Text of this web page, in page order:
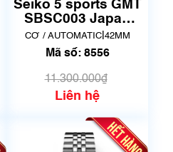
chưa qua sử dụng)
Seiko 5 sports GMT
SBSC003 Japan
Domestic Version
(SSK003) | Mã số
CƠ / AUTOMATIC| 42MM
Mã số: 8556
11.300.000₫
Liên hệ